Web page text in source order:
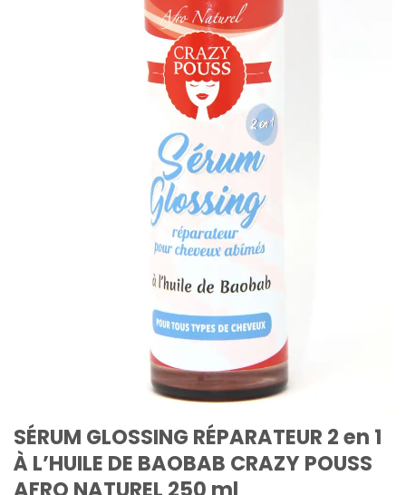
SÉRUM GLOSSING RÉPARATEUR 2 en 1
À L’HUILE DE BAOBAB CRAZY POUSS